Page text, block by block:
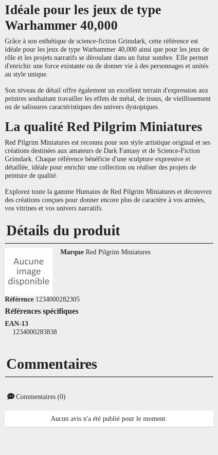
Idéale pour les jeux de type
Warhammer 40,000
Grâce à son esthétique de science-fiction Grimdark, cette référence est
idéale pour les jeux de type Warhammer 40,000 ainsi que pour les jeux de
rôle et les projets narratifs se déroulant dans un futur sombre. Elle permet
d'enrichir une force existante ou de donner vie à des personnages et unités
au style unique.
Son niveau de détail offre également un excellent terrain d'expression aux
peintres souhaitant travailler les effets de métal, de tissus, de vieillissement
ou de salissures caractéristiques des univers dystopiques.
La qualité Red Pilgrim Miniatures
Red Pilgrim Miniatures est reconnu pour son style artistique original et ses
créations destinées aux amateurs de Dark Fantasy et de Science-Fiction
Grimdark. Chaque référence bénéficie d'une sculpture expressive et
détaillée, idéale pour enrichir une collection ou réaliser des projets de
peinture de qualité.
Explorez toute la gamme Humains de Red Pilgrim Miniatures et découvrez
des créations conçues pour donner encore plus de caractère à vos armées,
vos vitrines et vos univers narratifs.
Détails du produit
Marque Red Pilgrim Miniatures
Référence 1234000282305
Références spécifiques
EAN-13
1234000283838
Commentaires
Commentaires (0)
Aucun avis n'a été publié pour le moment.